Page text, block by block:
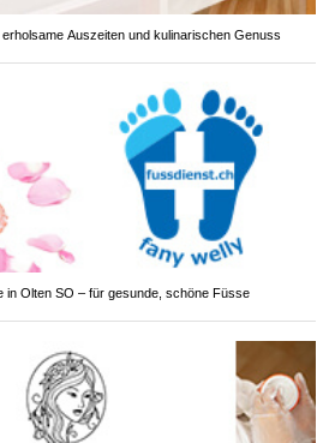
Auszeiten und kulinarischen Genuss
in Olten SO – für gesunde, schöne Füsse